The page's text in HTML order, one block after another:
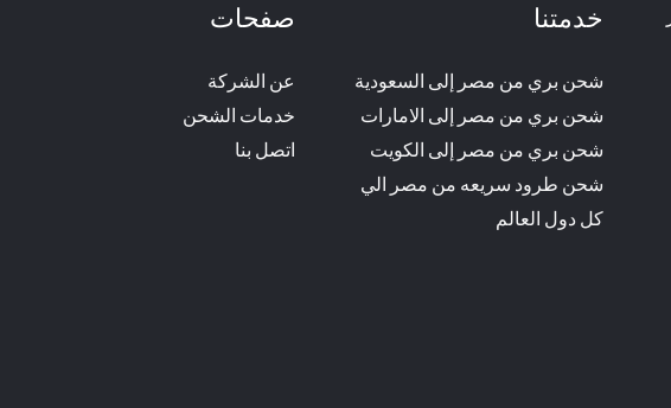
خدمتنا
شحن بري من مصر إلى السعودية
شحن بري من مصر إلى الامارات
شحن بري من مصر إلى الكويت
شحن طرود سريعه من مصر الي
كل دول العالم
صفحات
عن الشركة
خدمات الشحن
اتصل بنا